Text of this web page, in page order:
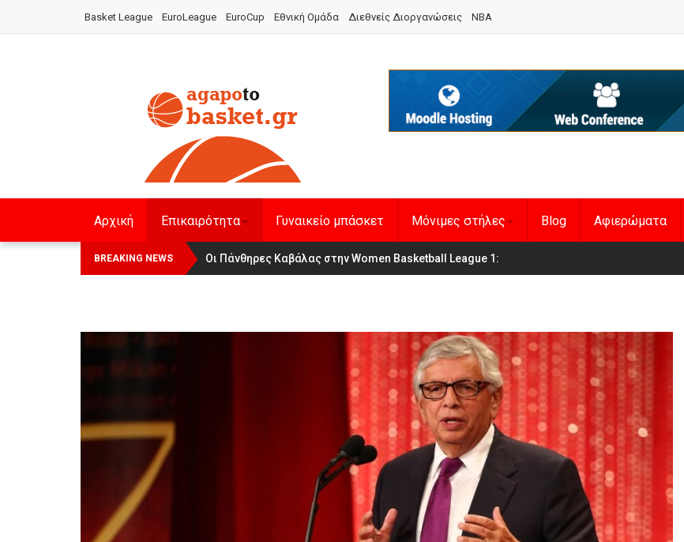
Basket League EuroLeague EuroCup Εθνική Ομάδα Διεθνείς Διοργανώσεις NBA
Αρχική Επικαιρότητα Γυναικείο μπάσκετ Μόνιμες στήλες Blog Αφιερώματα
BREAKING NEWS Οι Πάνθηρες Καβάλας στην Women Basketball League 1 :
Αναχώρησε για τα Γιάννενα η Εθνική Γυναικών